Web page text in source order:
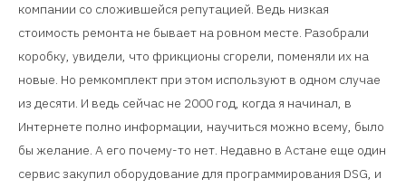
компании со сложившейся репутацией. Ведь низкая
стоимость ремонта не бывает на ровном месте. Разобрали
коробку, увидели, что фрикционы сгорели, поменяли их на
новые. Но ремкомплект при этом используют в одном случае
из десяти. И ведь сейчас не 2000 год, когда я начинал, в
Интернете полно информации, научиться можно всему, было
бы желание. А его почему-то нет. Недавно в Астане еще один
сервис закупил оборудование для программирования DSG, и